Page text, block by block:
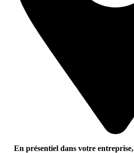
En présentiel dans votre entreprise,